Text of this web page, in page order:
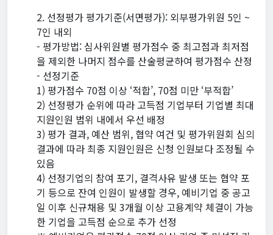
2. 선정평가 평가기준(서면평가): 외부평가위원 5인 ~
7인 내외
- 평가방법: 심사위원별 평가점수 중 최고점과 최저점
을 제외한 나머지 점수를 산술평균하여 평가점수 산정
- 선정기준
1) 평가점수 70점 이상 ‘적합’, 70점 미만 ‘부적합’
2) 선정평가 순위에 따라 고득점 기업부터 기업별 최대
지원인원 범위 내에서 우선 배정
3) 평가 결과, 예산 범위, 협약 여건 및 평가위원회 심의
결과에 따라 최종 지원인원은 신청 인원보다 조정될 수
있음
4) 선정기업의 참여 포기, 결격사유 발생 또는 협약 포
기 등으로 잔여 인원이 발생할 경우, 예비기업 중 공고
일 이후 신규채용 및 3개월 이상 고용계약 체결이 가능
한 기업을 고득점 순으로 추가 선정